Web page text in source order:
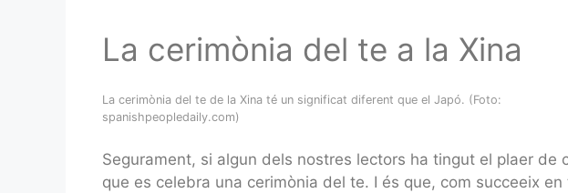
La cerimònia del te a la Xina
La cerimònia del te de la Xina té un significat diferent que el Japó. (Foto:
spanishpeopledaily.com)
Segurament, si algun dels nostres lectors ha tingut el plaer
que es celebra una cerimònia del te. I és que, com succeeix